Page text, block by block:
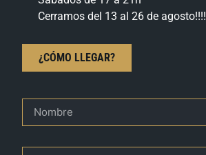
Cerramos del 13 al 26 de agosto!!!!
¿CÓMO LLEGAR?